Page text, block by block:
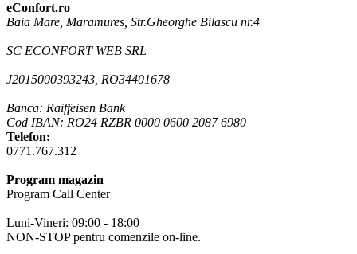
eConfort.ro
Baia Mare, Maramures, Str.Gheorghe Bilascu nr.4
SC ECONFORT WEB SRL
J2015000393243, RO34401678
Banca: Raiffeisen Bank
Cod IBAN: RO24 RZBR 0000 0600 2087 6980
Telefon:
0771.767.312
Program magazin
Program Call Center
Luni-Vineri: 09:00 - 18:00
NON-STOP pentru comenzile on-line.